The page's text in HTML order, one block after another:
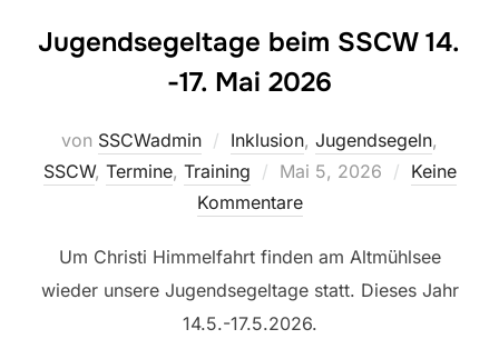
Jugendsegeltage beim SSCW 14.
-17. Mai 2026
von SSCWadmin Inklusion, Jugendsegeln,
SSCW, Termine, Training
Veröffentlicht
am
Mai 5, 2026
Keine
Kommentare
Um Christi Himmelfahrt finden am Altmühlsee
wieder unsere Jugendsegeltage statt. Dieses Jahr
14.5.-17.5.2026.